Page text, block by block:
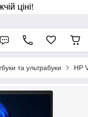
ціні!
та ультрабуки HP